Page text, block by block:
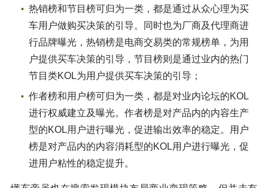
热销榜和节目榜可归为一类，都是通过从众心理为买
车用户做购买决策的引导。同时也为厂商及代理商进
行品牌曝光，热销榜是电商交易类的常规榜单，为用
户提供买车决策的引导，节目榜则是通过业内的热门
节目类KOL为用户提供买车决策的引导；
作者榜和用户榜可归为一类，都是对业内论坛的KOL
进行权威建立及曝光。作者榜是对产品内的内容生产
型的KOL用户进行曝光，促进输出效率的稳定。用户
榜是对产品内的内容消耗型的KOL用户进行曝光，促
进用户粘性的稳定提升。